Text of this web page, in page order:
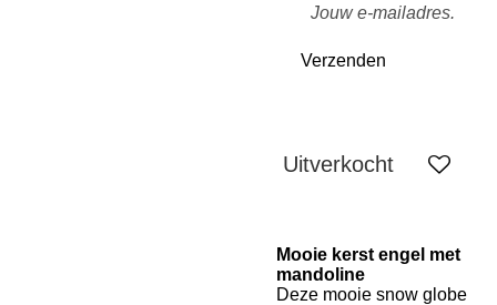
Verzenden
Uitverkocht
Mooie kerst engel met
mandoline
Deze mooie snow globe